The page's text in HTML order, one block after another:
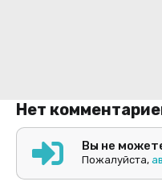
Нет
Вы не
Пожалуйста,